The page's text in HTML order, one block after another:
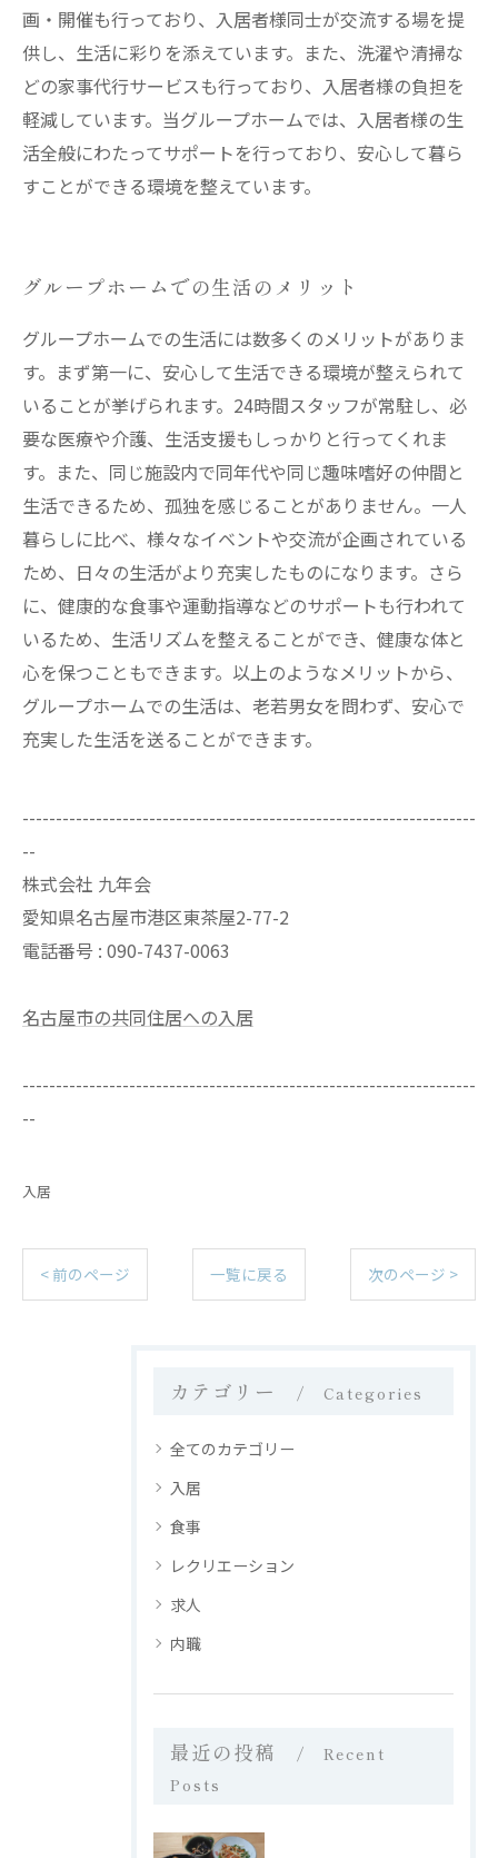
画・開催も行っており、入居者様同士が交流する場を提
供し、生活に彩りを添えています。また、洗濯や清掃な
どの家事代行サービスも行っており、入居者様の負担を
軽減しています。当グループホームでは、入居者様の生
活全般にわたってサポートを行っており、安心して暮ら
すことができる環境を整えています。
グループホームでの生活のメリット
グループホームでの生活には数多くのメリットがありま
す。まず第一に、安心して生活できる環境が整えられて
いることが挙げられます。24時間スタッフが常駐し、必
要な医療や介護、生活支援もしっかりと行ってくれま
す。また、同じ施設内で同年代や同じ趣味嗜好の仲間と
生活できるため、孤独を感じることがありません。一人
暮らしに比べ、様々なイベントや交流が企画されている
ため、日々の生活がより充実したものになります。さら
に、健康的な食事や運動指導などのサポートも行われて
いるため、生活リズムを整えることができ、健康な体と
心を保つこともできます。以上のようなメリットから、
グループホームでの生活は、老若男女を問わず、安心で
充実した生活を送ることができます。
--------------------------------------------------------------------
--
株式会社 九年会
愛知県名古屋市港区東茶屋2-77-2
電話番号 : 090-7437-0063
名古屋市の共同住居への入居
--------------------------------------------------------------------
--
入居
< 前のページ 一覧に戻る 次のページ >
カテゴリー Categories
全てのカテゴリー
入居
食事
レクリエーション
求人
内職
最近の投稿
Recent
Posts